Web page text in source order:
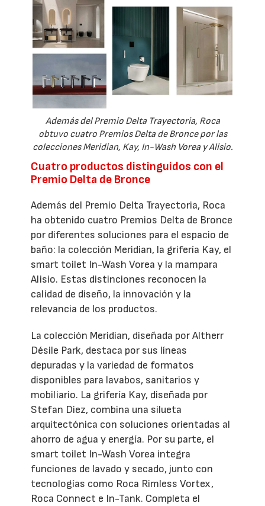
Además del Premio Delta Trayectoria, Roca
obtuvo cuatro Premios Delta de Bronce por las
colecciones Meridian, Kay, In-Wash Vorea y Alisio.
Cuatro productos distinguidos con el
Premio Delta de Bronce
Además del Premio Delta Trayectoria, Roca
ha obtenido cuatro Premios Delta de Bronce
por diferentes soluciones para el espacio de
baño: la colección Meridian, la grifería Kay, el
smart toilet In-Wash Vorea y la mampara
Alisio. Estas distinciones reconocen la
calidad de diseño, la innovación y la
relevancia de los productos.
La colección Meridian, diseñada por Altherr
Désile Park, destaca por sus líneas
depuradas y la variedad de formatos
disponibles para lavabos, sanitarios y
mobiliario. La grifería Kay, diseñada por
Stefan Diez, combina una silueta
arquitectónica con soluciones orientadas al
ahorro de agua y energía. Por su parte, el
smart toilet In-Wash Vorea integra
funciones de lavado y secado, junto con
tecnologías como Roca Rimless Vortex,
Roca Connect e In-Tank. Completa el